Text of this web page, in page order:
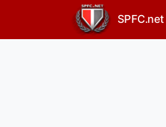
Informação de
SPFC.net